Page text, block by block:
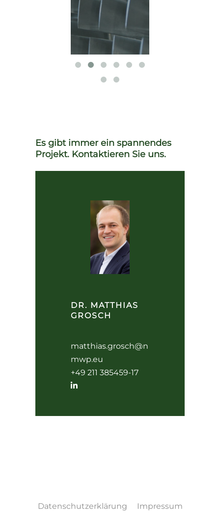
Es gibt immer ein spannendes
Projekt. Kontaktieren Sie uns.
DR. MATTHIAS
GROSCH
matthias.grosch@n
mwp.eu
+49 211 385459-17
Datenschutzerklärung Impressum